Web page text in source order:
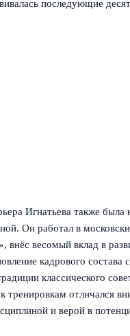
последующие
Игнатьева также
Он работал в
внёс весомый вклад в
кадрового состава
классического
тренировкам отличался
и верой в